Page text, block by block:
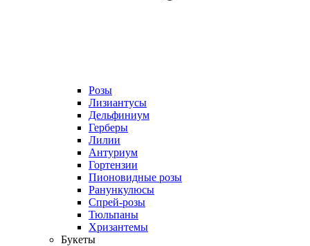
Розы
Лизиантусы
Дельфиниум
Герберы
Лилии
Антуриум
Гортензии
Пионовидные розы
Ранункулюсы
Спрей-розы
Тюльпаны
Хризантемы
Букеты